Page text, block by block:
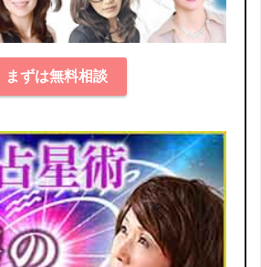
まずは無料相談